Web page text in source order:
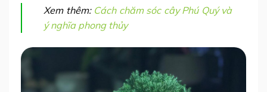
Xem thêm: Cách chăm sóc cây Phú Quý và
ý nghĩa phong thủy